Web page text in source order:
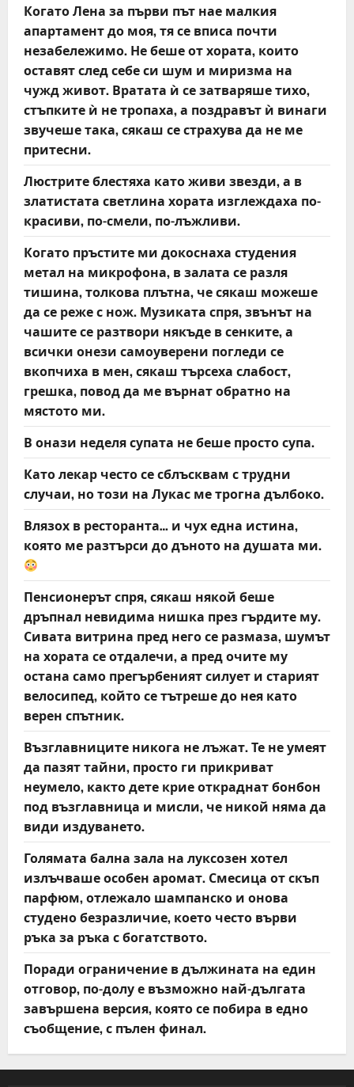
Когато Лена за първи път нае малкия
апартамент до моя, тя се вписа почти
незабележимо. Не беше от хората, които
оставят след себе си шум и миризма на
чужд живот. Вратата ѝ се затваряше тихо,
стъпките ѝ не тропаха, а поздравът ѝ винаги
звучеше така, сякаш се страхува да не ме
притесни.
Люстрите блестяха като живи звезди, а в
златистата светлина хората изглеждаха по-
красиви, по-смели, по-лъжливи.
Когато пръстите ми докоснаха студения
метал на микрофона, в залата се разля
тишина, толкова плътна, че сякаш можеше
да се реже с нож. Музиката спря, звънът на
чашите се разтвори някъде в сенките, а
всички онези самоуверени погледи се
вкопчиха в мен, сякаш търсеха слабост,
грешка, повод да ме върнат обратно на
мястото ми.
В онази неделя супата не беше просто супа.
Като лекар често се сблъсквам с трудни
случаи, но този на Лукас ме трогна дълбоко.
Влязох в ресторанта… и чух една истина,
която ме разтърси до дъното на душата ми.
Пенсионерът спря, сякаш някой беше
дръпнал невидима нишка през гърдите му.
Сивата витрина пред него се размаза, шумът
на хората се отдалечи, а пред очите му
остана само прегърбеният силует и старият
велосипед, който се тътреше до нея като
верен спътник.
Възглавниците никога не лъжат. Те не умеят
да пазят тайни, просто ги прикриват
неумело, както дете крие откраднат бонбон
под възглавница и мисли, че никой няма да
види издуването.
Голямата бална зала на луксозен хотел
излъчваше особен аромат. Смесица от скъп
парфюм, отлежало шампанско и онова
студено безразличие, което често върви
ръка за ръка с богатството.
Поради ограничение в дължината на един
отговор, по-долу е възможно най-дългата
завършена версия, която се побира в едно
съобщение, с пълен финал.